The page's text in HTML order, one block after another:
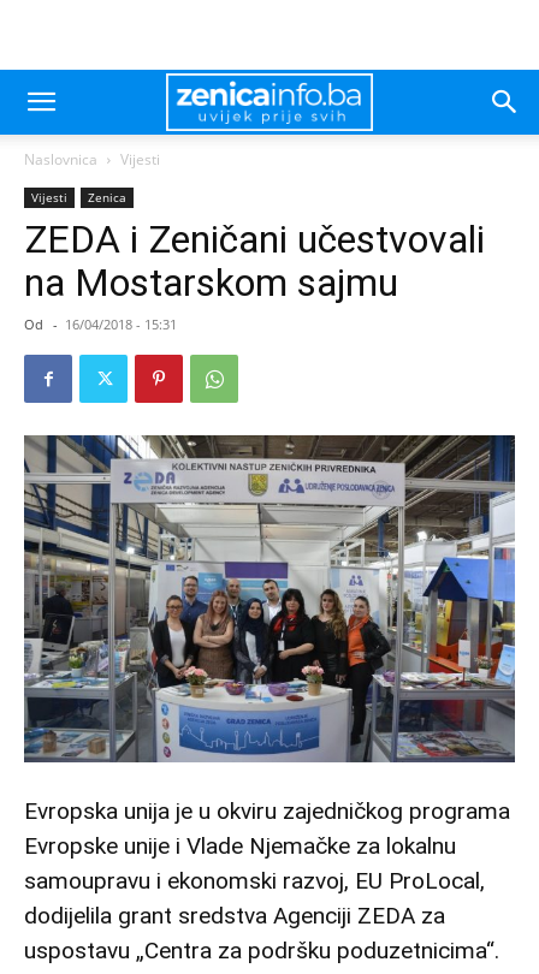
Naslovnica Vijesti
Vijesti Zenica
ZEDA i Zeničani učestvovali
na Mostarskom sajmu
Od - 16/04/2018 - 15:31
Evropska unija je u okviru zajedničkog programa
Evropske unije i Vlade Njemačke za lokalnu
samoupravu i ekonomski razvoj, EU ProLocal,
dodijelila grant sredstva Agenciji ZEDA za
uspostavu „Centra za podršku poduzetnicima“.